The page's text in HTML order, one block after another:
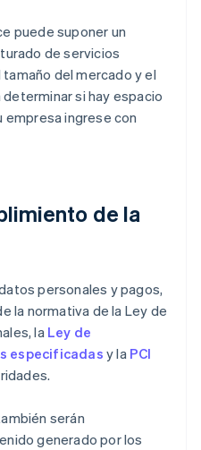
puede suponer un
de servicios
tamaño del mercado y el
si hay espacio
empresa ingrese con
de la
personales y pagos,
la normativa de la Ley de
la Ley de
especificadas y la PCI
serán
generado por los